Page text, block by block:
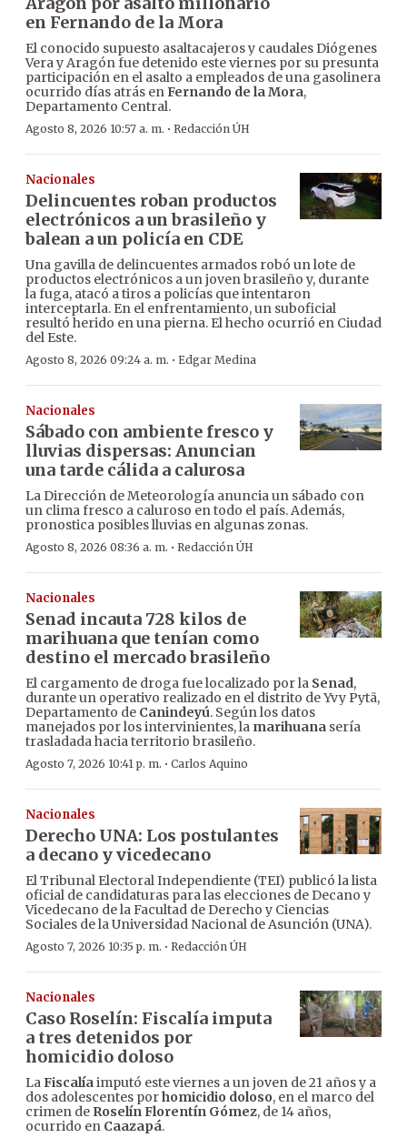
en Fernando de la Mora
El conocido supuesto asaltacajeros y caudales Diógenes
Vera y Aragón fue detenido este viernes por su presunta
participación en el asalto a empleados de una gasolinera
ocurrido días atrás enFernando de la Mora,
Departamento Central.
Agosto 8, 2026 10:57 a. m. · Redacción ÚH
Nacionales
Delincuentes roban productos
electrónicos a un brasileño y
balean a un policía en CDE
Una gavilla de delincuentes armados robó un lote de
productos electrónicos a un joven brasileño y, durante
la fuga, atacó a tiros a policías que intentaron
interceptarla. En el enfrentamiento, un suboficial
resultó herido en una pierna. El hecho ocurrió en Ciudad
del Este.
Agosto 8, 2026 09:24 a. m. · Edgar Medina
Nacionales
Sábado con ambiente fresco y
lluvias dispersas: Anuncian
una tarde cálida a calurosa
La Dirección de Meteorología anuncia un sábado con
un clima fresco a caluroso en todo el país. Además,
pronostica posibles lluvias en algunas zonas.
Agosto 8, 2026 08:36 a. m. · Redacción ÚH
Nacionales
Senad incauta 728 kilos de
marihuana que tenían como
destino el mercado brasileño
El cargamento de droga fue localizado por la Senad,
durante un operativo realizado en el distrito de Yvy Pytã,
Departamento de Canindeyú. Según los datos
manejados por los intervinientes, la marihuana sería
trasladada hacia territorio brasileño.
Agosto 7, 2026 10:41 p. m. · Carlos Aquino
Nacionales
Derecho UNA: Los postulantes
a decano y vicedecano
El Tribunal Electoral Independiente (TEI) publicó la lista
oficial de candidaturas para las elecciones de Decano y
Vicedecano de la Facultad de Derecho y Ciencias
Sociales de la Universidad Nacional de Asunción (UNA).
Agosto 7, 2026 10:35 p. m. · Redacción ÚH
Nacionales
Caso Roselín: Fiscalía imputa
a tres detenidos por
homicidio doloso
LaFiscalíaimputó este viernes a un joven de 21 años y a
dos adolescentes porhomicidio doloso, en el marco del
crimen de Roselín Florentín Gómez, de 14 años,
ocurrido en Caazapá.